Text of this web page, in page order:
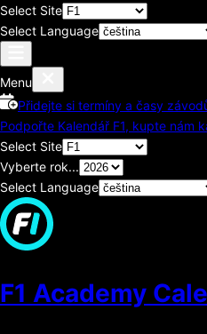
Select Site
Select Language
Menu
Přidejte si termíny a časy
Podpořte Kalendář F1, kupte nám
Select Site
Vyberte rok...
Select Language
F1 Academy